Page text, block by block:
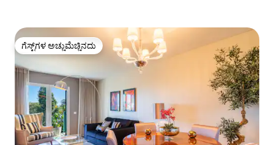
ಗೆಸ್ಟ್‌ಗಳ ಅಚ್ಚುಮೆಚ್ಚಿನದು
ಗೆಸ್ಟ್‌ಗಳ ಅಚ್ಚುಮೆಚ್ಚಿನದು